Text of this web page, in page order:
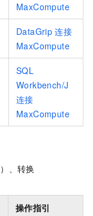
MaxCompute
DataGrip 连接
MaxCompute
SQL
Workbench/J
连接
MaxCompute
、转换
操作指引